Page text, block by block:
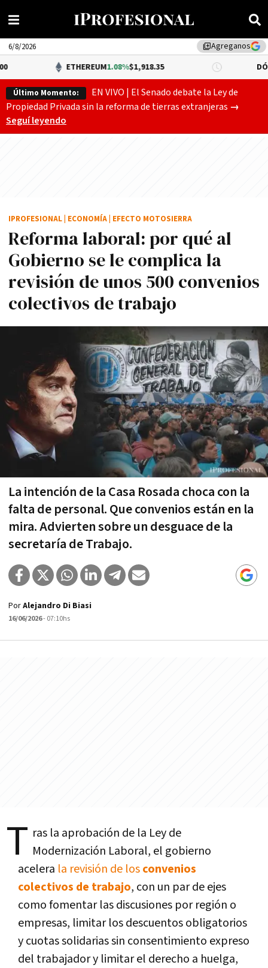
library_addAgreganos
6/8/2026
ETHEREUM 1.08%$1,918.35 DÓLAR BNA
Último Momento:
EN VIVO | El Senado debate la Ley de
Propiedad Privada sin la reforma de tierras extranjeras →
Seguí leyendo
Reforma laboral: por qué al
Gobierno se le complica la
revisión de unos 500 convenios
colectivos de trabajo
La intención de la Casa Rosada choca con la
falta de personal. Que convenios están en la
mira. Advierten sobre un desguace de la
secretaría de Trabajo.
IPROFESIONAL ECONOMÍA EFECTO MOTOSIERRA
PorAlejandro Di Biasi
16/06/2026- 07:10hs
T ras la aprobación de la Ley de
Modernización Laboral, el gobierno
acelera la revisión de losconvenios
colectivos de trabajo, con un par de ejes
como fomentar las discusiones por región o
empresas, limitar los descuentos obligatorios
y cuotas solidarias sin consentimiento expreso
del trabajador y limitar el derecho a huelga,